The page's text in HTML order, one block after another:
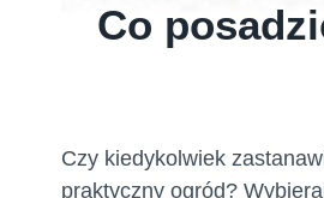
Co
Czy kiedykolwiek
praktyczny ogród?